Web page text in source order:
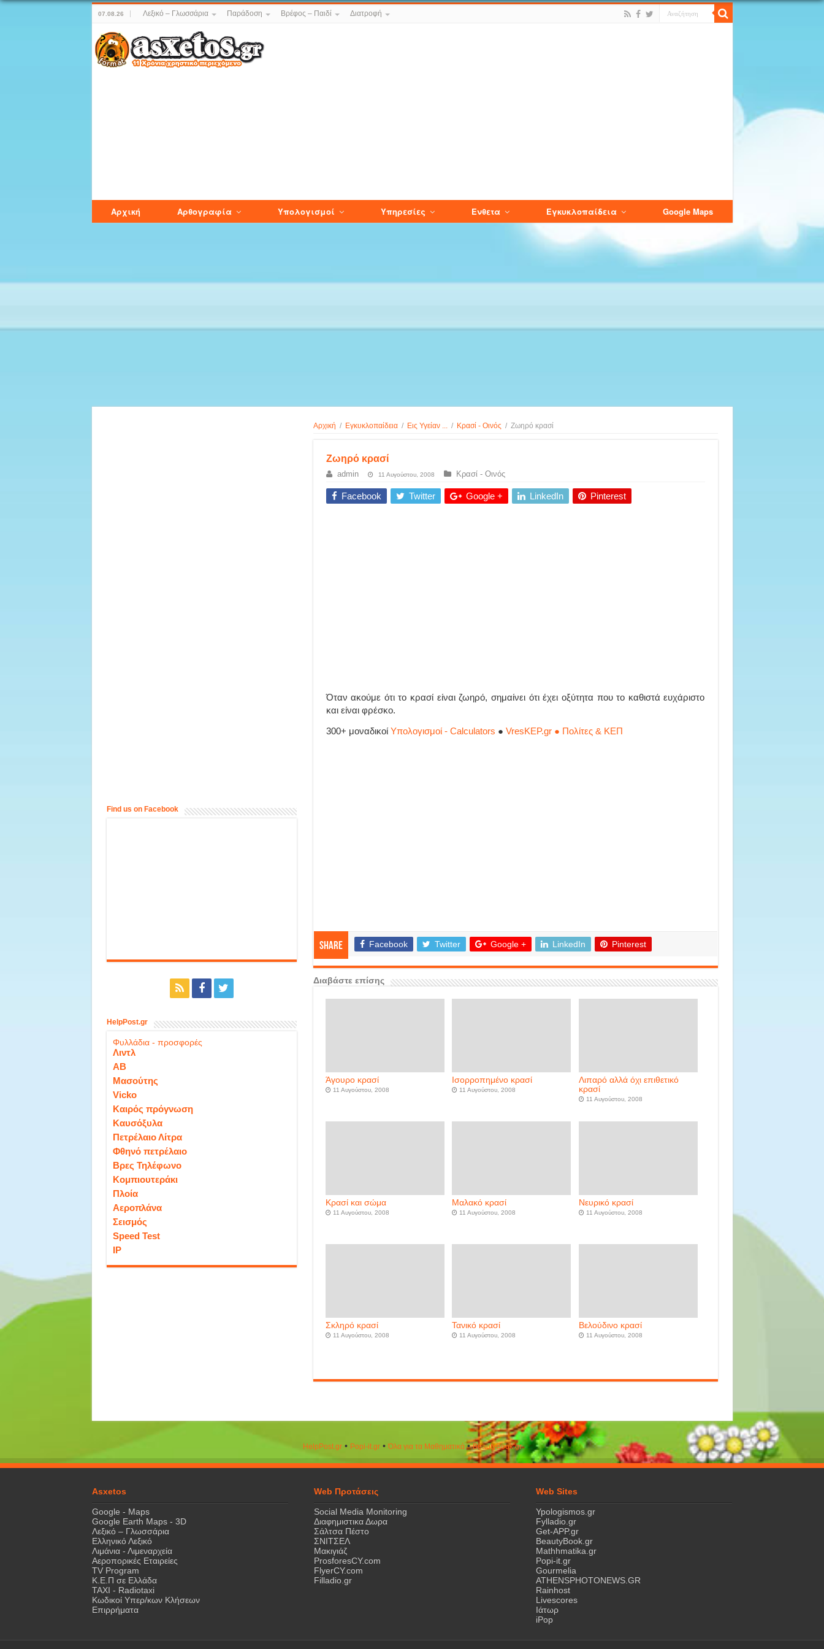
07.08.26 Λεξικό – Γλωσσάρια Παράδοση Βρέφος – Παιδί Διατροφή
Αρχική Αρθογραφία Υπολογισμοί Υπηρεσίες Ενθετα Εγκυκλοπαίδεια Google Maps
Αρχική / Εγκυκλοπαίδεια / Εις Υγείαν ... / Κρασί - Οινός / Ζωηρό κρασί
Ζωηρό κρασί
admin 11 Αυγούστου, 2008 Κρασί - Οινός
Facebook Twitter Google + LinkedIn Pinterest
Όταν ακούμε ότι το κρασί είναι ζωηρό, σημαίνει ότι έχει οξύτητα που το καθιστά ευχάριστο
και είναι φρέσκο.
300+ μοναδικοί Υπολογισμοί - Calculators ● VresKEP.gr ● Πολίτες & ΚΕΠ
Share Facebook Twitter Google + LinkedIn Pinterest
Διαβάστε επίσης
Άγουρο κρασί
11 Αυγούστου, 2008
Ισορροπημένο κρασί
11 Αυγούστου, 2008
Λιπαρό αλλά όχι επιθετικό
κρασί
11 Αυγούστου, 2008
Κρασί και σώμα
11 Αυγούστου, 2008
Μαλακό κρασί
11 Αυγούστου, 2008
Νευρικό κρασί
11 Αυγούστου, 2008
Σκληρό κρασί
11 Αυγούστου, 2008
Τανικό κρασί
11 Αυγούστου, 2008
Βελούδινο κρασί
11 Αυγούστου, 2008
Find us on Facebook
HelpPost.gr
Φυλλάδια - προσφορές
Λιντλ
ΑΒ
Μασούτης
Vicko
Καιρός πρόγνωση
Καυσόξυλα
Πετρέλαιο Λίτρα
Φθηνό πετρέλαιο
Βρες Τηλέφωνο
Κομπιουτεράκι
Πλοία
Αεροπλάνα
Σεισμός
Speed Test
IP
HelpPost.gr• Popi-it.gr•Όλα για τα Μαθηματικά•ΒeautyΒook.gr
Asxetos
Google - Maps
Google Earth Maps - 3D
Λεξικό – Γλωσσάρια
Ελληνικό Λεξικό
Λιμάνια - Λιμεναρχεία
Αεροπορικές Εταιρείες
TV Program
Κ.Ε.Π σε Ελλάδα
ΤΑΧΙ - Radiotaxi
Κωδικοί Υπερ/κων Κλήσεων
Επιρρήματα
Web Προτάσεις
Social Media Monitoring
Διαφημιστικα Δωρα
Σάλτσα Πέστο
ΣΝΙΤΣΕΛ
Μακιγιάζ
ProsforesCY.com
FlyerCY.com
Filladio.gr
Web Sites
Ypologismos.gr
Fylladio.gr
Get-APP.gr
BeautyBook.gr
Mathhmatika.gr
Popi-it.gr
Gourmelia
ATHENSPHOTONEWS.GR
Rainhost
Livescores
Ιάτωρ
iPop